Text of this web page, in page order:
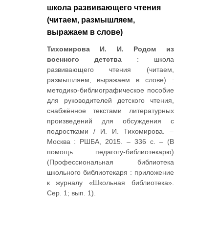
школа развивающего чтения
(читаем, размышляем,
выражаем в слове)
Тихомирова И. И. Родом из
военного детства: школа
развивающего чтения (читаем,
размышляем, выражаем в слове) :
методико-библиографическое пособие
для руководителей детского чтения,
снабжённое текстами литературных
произведений для обсуждения с
подростками / И. И. Тихомирова. –
Москва : РШБА, 2015. – 336 с. – (В
помощь педагогу-библиотекарю)
(Профессиональная библиотека
школьного библиотекаря : приложение
к журналу «Школьная библиотека».
Сер. 1; вып. 1).